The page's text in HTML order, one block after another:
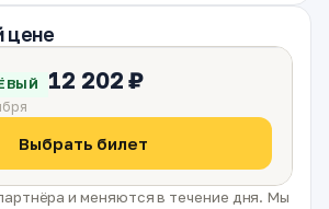
цене
12 202 ₽
Выбрать билет
и меняются в течение дня. Мы